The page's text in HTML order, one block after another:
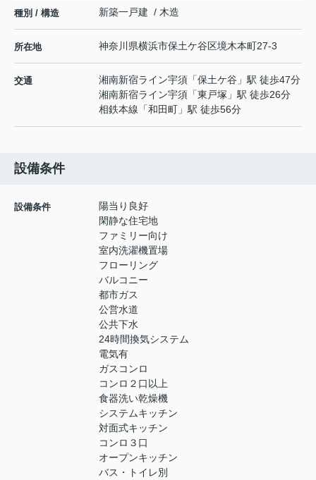
種別 / 構造 新築一戸建 / 木造
所在地 神奈川県横浜市保土ケ谷区境木本町27-3
交通 湘南新宿ライン宇須 「保土ケ谷 」駅 徒歩47分
湘南新宿ライン宇須 「東戸塚 」駅 徒歩26分
相鉄本線 「和田町 」駅 徒歩56分
設備条件
設備条件
陽当り良好
閑静な住宅地
ファミリー向け
室内洗濯機置場
フローリング
バルコニー
都市ガス
公営水道
公共下水
24時間換気システム
電気有
ガスコンロ
コンロ２口以上
食器洗い乾燥機
システムキッチン
対面式キッチン
コンロ３口
オープンキッチン
バス・トイレ別